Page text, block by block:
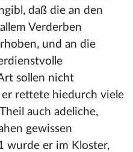
daß die an den
Verderben
und an die
sollen nicht
rettete hiedurch viele
auch adeliche,
gewissen
wurde er im Kloster,